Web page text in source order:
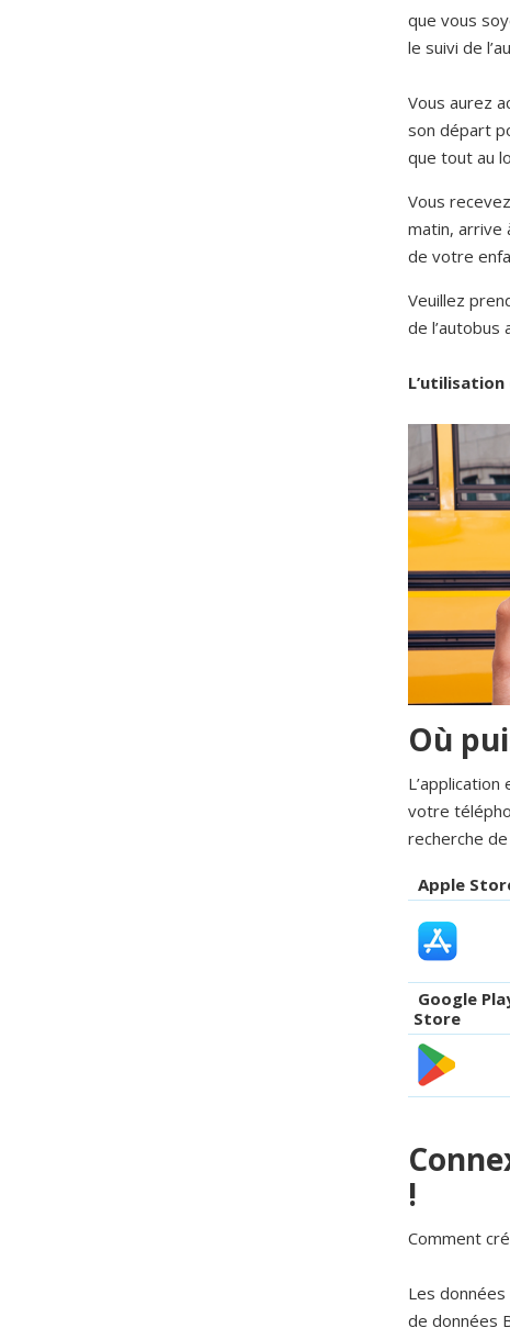
que vous
le suivi de
Vous aurez
son départ
que tout au
Vous
matin, arrive
de votre
Veuillez
de l’autobus
Où
votre
recherche
Apple
Google
Store
!
Comment
Les
de données